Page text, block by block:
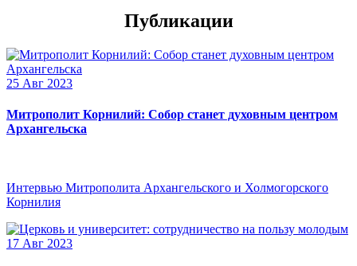
Публикации
25 Авг 2023
Митрополит Корнилий: Собор станет духовным центром
Архангельска
Интервью Митрополита Архангельского и Холмогорского
Корнилия
17 Авг 2023